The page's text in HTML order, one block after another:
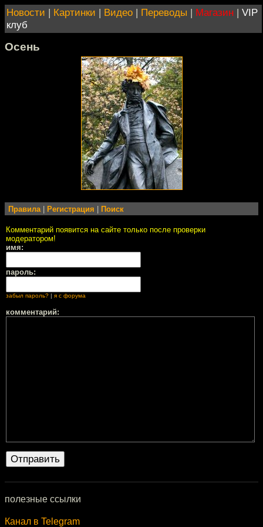
Новости | Картинки | Видео | Переводы | Магазин | VIP
клуб
Осень
Правила Регистрация Поиск
Комментарий появится на сайте только после проверки
модератором!
имя:
пароль:
забыл пароль? | я с форума
комментарий:
полезные ссылки
Канал в Telegram